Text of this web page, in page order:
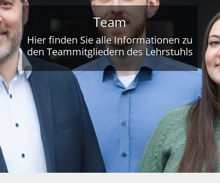
Team
Hier finden Sie alle Informationen zu
den Teammitgliedern des Lehrstuhls